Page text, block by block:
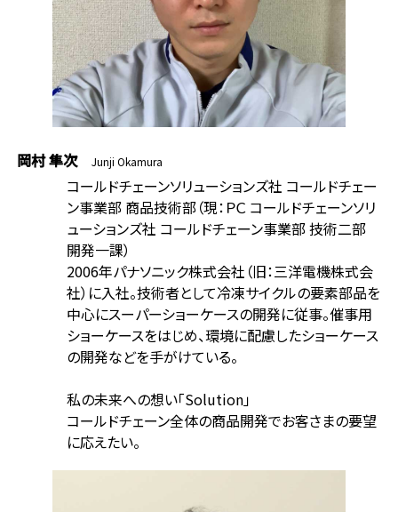
岡村 隼次Junji Okamura
コールドチェーンソリューションズ社 コールドチェー
ン事業部 商品技術部（現：ＰＣ コールドチェーンソリ
ューションズ社 コールドチェーン事業部 技術二部
開発一課）
2006年パナソニック株式会社（旧：三洋電機株式会
社）に入社。技術者として冷凍サイクルの要素部品を
中心にスーパーショーケースの開発に従事。催事用
ショーケースをはじめ、環境に配慮したショーケース
の開発などを手がけている。
私の未来への想い「Solution」
コールドチェーン全体の商品開発でお客さまの要望
に応えたい。